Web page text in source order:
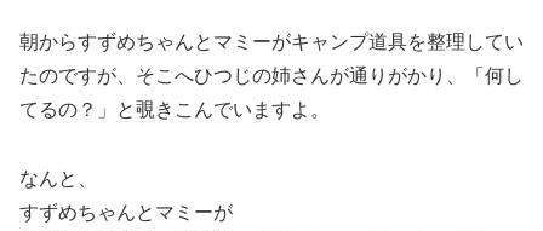
朝からすずめちゃんとマミーがキャンプ道具を整理してい
たのですが、そこへひつじの姉さんが通りがかり、「何し
てるの？」と覗きこんでいますよ。
なんと、
すずめちゃんとマミーが